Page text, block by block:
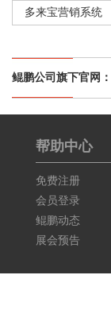
多来宝营销系统
鲲鹏公司旗下官网：
帮助中心
免费注册
会员登录
鲲鹏动态
展会预告